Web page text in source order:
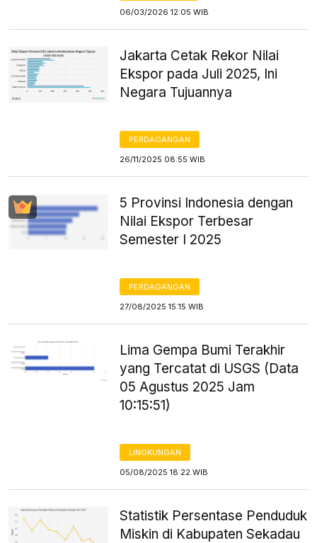
06/03/2026 12:05 WIB
Jakarta Cetak Rekor Nilai
Ekspor pada Juli 2025, Ini
Negara Tujuannya
PERDAGANGAN
26/11/2025 08:55 WIB
5 Provinsi Indonesia dengan
Nilai Ekspor Terbesar
Semester I 2025
PERDAGANGAN
27/08/2025 15:15 WIB
Lima Gempa Bumi Terakhir
yang Tercatat di USGS (Data
05 Agustus 2025 Jam
10:15:51)
LINGKUNGAN
05/08/2025 18:22 WIB
Statistik Persentase Penduduk
Miskin di Kabupaten Sekadau